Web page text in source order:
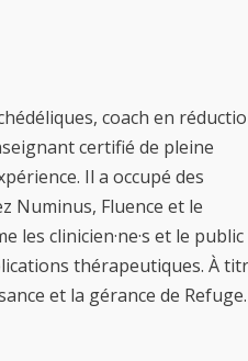
coach en
certifié de pleine
Il a occupé des
Numinus, Fluence et le
les clinicien·ne·s et le public
thérapeutiques. À
et la gérance de Refuge.